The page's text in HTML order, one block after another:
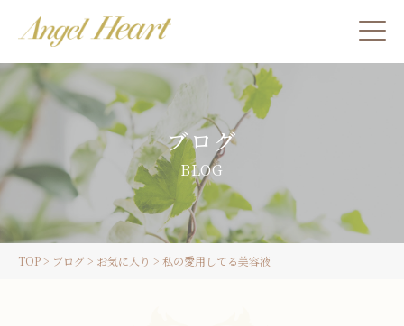
施術をご希望の方
カウンセリングをご希望の方へ
スクール受講生の方へ
ブログ
BLOG
TOP> ブログ> お気に入り > 私の愛用してる美容液